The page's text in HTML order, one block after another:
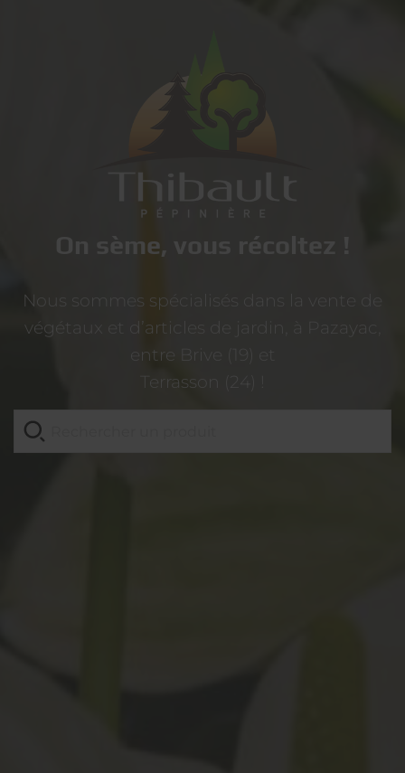
On sème, vous récoltez !
Nous sommes spécialisés dans la vente de
végétaux et d’articles de jardin, à Pazayac,
entre Brive (19) et
Terrasson (24) !